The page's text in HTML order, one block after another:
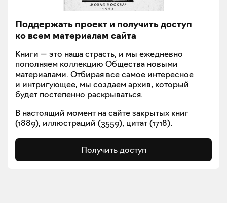
Поддержать проект и получить доступ
ко всем материалам сайта
Книги — это наша страсть, и мы ежедневно
пополняем коллекцию Общества новыми
материалами. Отбирая все самое интересное
и интригующее, мы создаем архив, который
будет постепенно раскрываться.
В настоящий момент на сайте закрытых книг
(1889), иллюстраций (3559), цитат (1718).
Получить доступ